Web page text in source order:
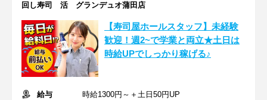
回し寿司 活 グランデュオ蒲田店
【寿司屋ホールスタッフ】未経験
歓迎！週2~で学業と両立★土日は
時給UPでしっかり稼げる♪
給与
時給1300円～＋土日50円UP